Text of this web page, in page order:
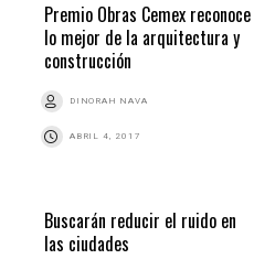
Premio Obras Cemex reconoce
lo mejor de la arquitectura y
construcción
DINORAH NAVA
ABRIL 4, 2017
Buscarán reducir el ruido en
las ciudades